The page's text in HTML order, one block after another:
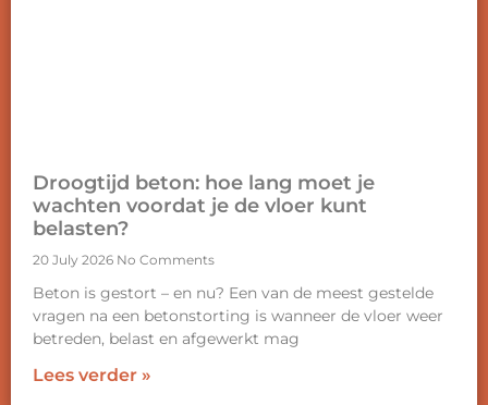
Droogtijd beton: hoe lang moet je
wachten voordat je de vloer kunt
belasten?
20 July 2026 No Comments
Beton is gestort – en nu? Een van de meest gestelde
vragen na een betonstorting is wanneer de vloer weer
betreden, belast en afgewerkt mag
Lees verder »